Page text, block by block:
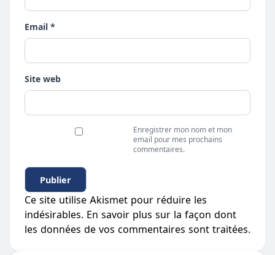
Email *
Site web
Enregistrer mon nom et mon
email pour mes prochains
commentaires.
Ce site utilise Akismet pour réduire les
indésirables. En savoir plus sur la façon dont
les données de vos commentaires sont traitées.